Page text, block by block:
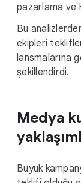
pazarlama ve
Bu
ekipleri
lansmalarına
şekillendirdi.
Medya
Büyük